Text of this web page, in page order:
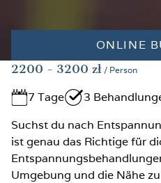
ONLINE
2200 - 3200 zł / Person
7 Tage
3
Suchst du nach
ist genau das Richtige für
Umgebung und die Nähe